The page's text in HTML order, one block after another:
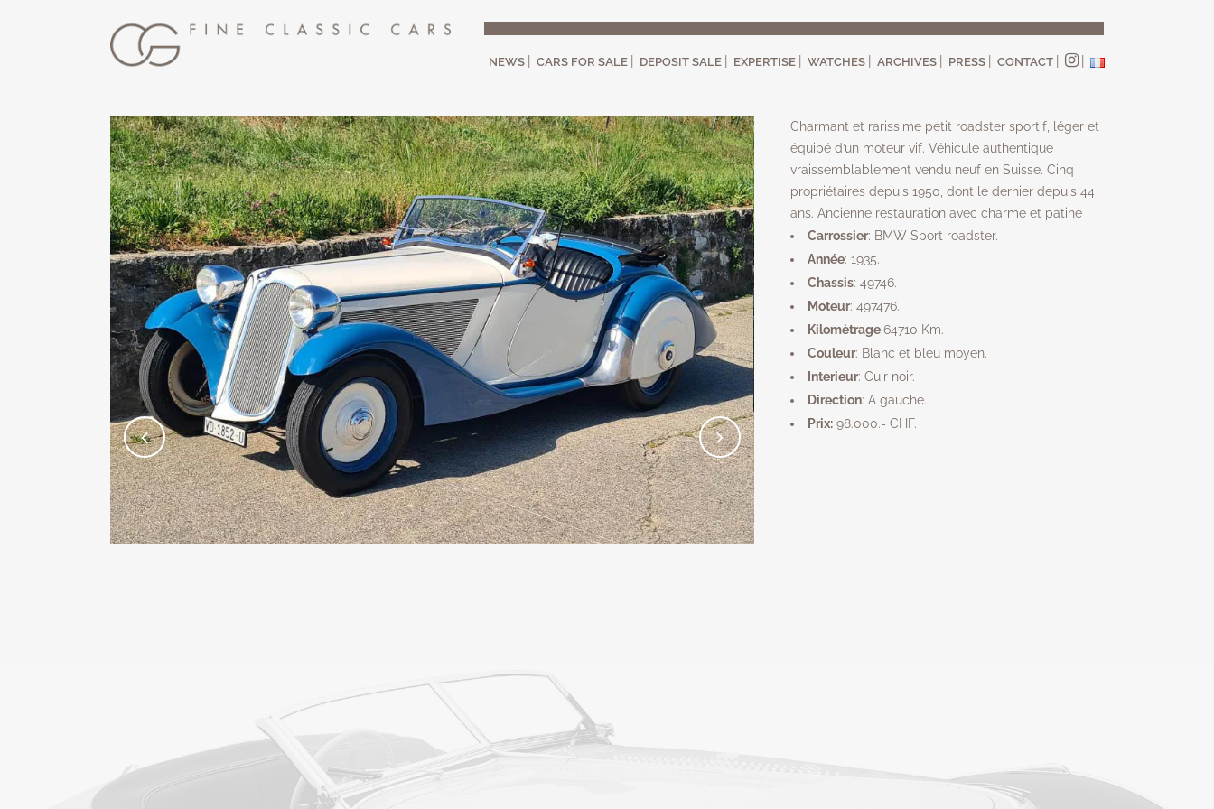
NEWS CARS FOR SALE DEPOSIT SALE EXPERTISE WATCHES ARCHIVES PRESS CONTACT
Charmant et rarissime petit roadster sportif, léger et
équipé d’un moteur vif. Véhicule authentique
vraissemblablement vendu neuf en Suisse. Cinq
propriétaires depuis 1950, dont le dernier depuis 44
ans. Ancienne restauration avec charme et patine
Carrossier: BMW Sport roadster.
Année: 1935.
Chassis: 49746.
Moteur: 497476.
Kilomètrage:64710 Km.
Couleur: Blanc et bleu moyen.
Interieur: Cuir noir.
Direction: A gauche.
Prix: 98.000.- CHF.